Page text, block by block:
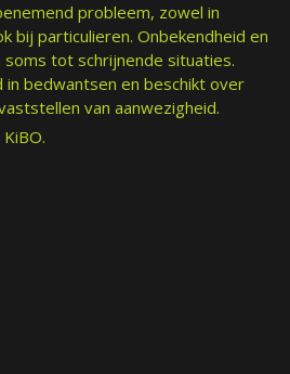
probleem, zowel in
bij particulieren. Onbekendheid en
soms tot schrijnende situaties.
in bedwantsen en beschikt over
van aanwezigheid.